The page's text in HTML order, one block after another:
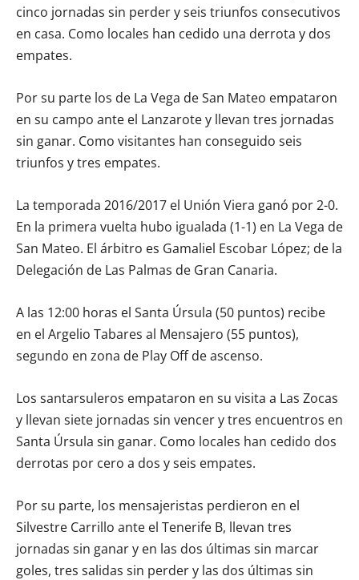
cinco jornadas sin perder y seis triunfos consecutivos
en casa. Como locales han cedido una derrota y dos
empates.
Por su parte los de La Vega de San Mateo empataron
en su campo ante el Lanzarote y llevan tres jornadas
sin ganar. Como visitantes han conseguido seis
triunfos y tres empates.
La temporada 2016/2017 el Unión Viera ganó por 2-0.
En la primera vuelta hubo igualada (1-1) en La Vega de
San Mateo. El árbitro es Gamaliel Escobar López; de la
Delegación de Las Palmas de Gran Canaria.
A las 12:00 horas el Santa Úrsula (50 puntos) recibe
en el Argelio Tabares al Mensajero (55 puntos),
segundo en zona de Play Off de ascenso.
Los santarsuleros empataron en su visita a Las Zocas
y llevan siete jornadas sin vencer y tres encuentros en
Santa Úrsula sin ganar. Como locales han cedido dos
derrotas por cero a dos y seis empates.
Por su parte, los mensajeristas perdieron en el
Silvestre Carrillo ante el Tenerife B, llevan tres
jornadas sin ganar y en las dos últimas sin marcar
goles, tres salidas sin perder y las dos últimas sin